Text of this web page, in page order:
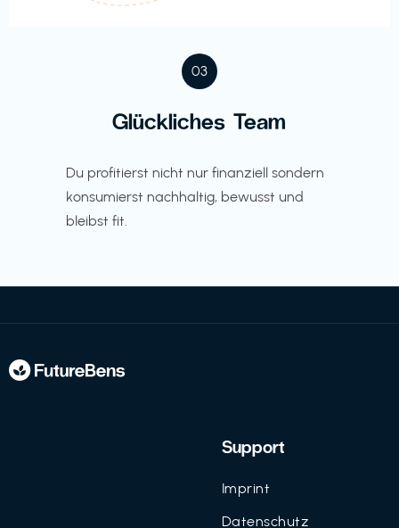
03
Glückliches Team
Du profitierst nicht nur finanziell sondern
konsumierst nachhaltig, bewusst und
bleibst fit.
Support
Imprint
Datenschutz